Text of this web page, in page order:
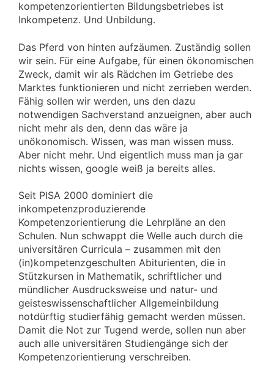
kompetenzorientierten Bildungsbetriebes ist
Inkompetenz. Und Unbildung.
Das Pferd von hinten aufzäumen. Zuständig sollen
wir sein. Für eine Aufgabe, für einen ökonomischen
Zweck, damit wir als Rädchen im Getriebe des
Marktes funktionieren und nicht zerrieben werden.
Fähig sollen wir werden, uns den dazu
notwendigen Sachverstand anzueignen, aber auch
nicht mehr als den, denn das wäre ja
unökonomisch. Wissen, was man wissen muss.
Aber nicht mehr. Und eigentlich muss man ja gar
nichts wissen, google weiß ja bereits alles.
Seit PISA 2000 dominiert die
inkompetenzproduzierende
Kompetenzorientierung die Lehrpläne an den
Schulen. Nun schwappt die Welle auch durch die
universitären Curricula – zusammen mit den
(in)kompetenzgeschulten Abiturienten, die in
Stützkursen in Mathematik, schriftlicher und
mündlicher Ausdrucksweise und natur- und
geisteswissenschaftlicher Allgemeinbildung
notdürftig studierfähig gemacht werden müssen.
Damit die Not zur Tugend werde, sollen nun aber
auch alle universitären Studiengänge sich der
Kompetenzorientierung verschreiben.